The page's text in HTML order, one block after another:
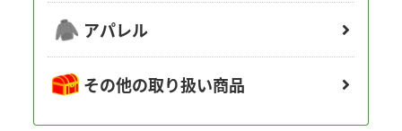
アパレル
その他の取り扱い商品